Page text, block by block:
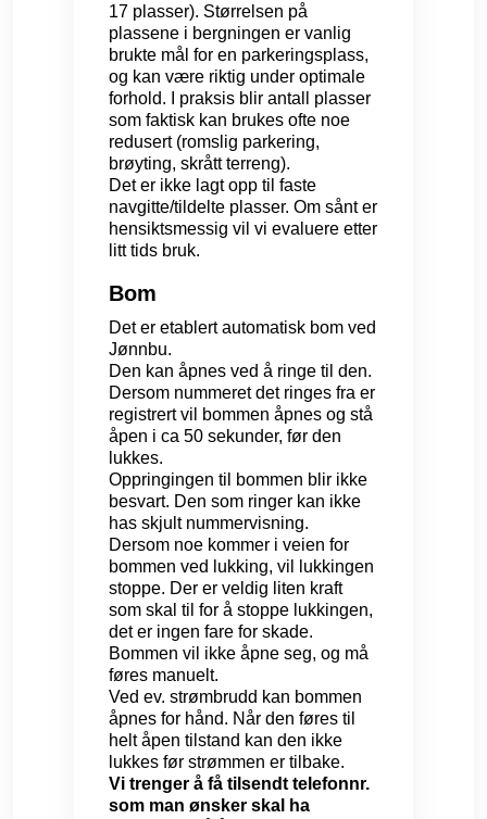
17 plasser). Størrelsen på
plassene i bergningen er vanlig
brukte mål for en parkeringsplass,
og kan være riktig under optimale
forhold. I praksis blir antall plasser
som faktisk kan brukes ofte noe
redusert (romslig parkering,
brøyting, skrått terreng).
Det er ikke lagt opp til faste
navgitte/tildelte plasser. Om sånt er
hensiktsmessig vil vi evaluere etter
litt tids bruk.
Bom
Det er etablert automatisk bom ved
Jønnbu.
Den kan åpnes ved å ringe til den.
Dersom nummeret det ringes fra er
registrert vil bommen åpnes og stå
åpen i ca 50 sekunder, før den
lukkes.
Oppringingen til bommen blir ikke
besvart. Den som ringer kan ikke
has skjult nummervisning.
Dersom noe kommer i veien for
bommen ved lukking, vil lukkingen
stoppe. Der er veldig liten kraft
som skal til for å stoppe lukkingen,
det er ingen fare for skade.
Bommen vil ikke åpne seg, og må
føres manuelt.
Ved ev. strømbrudd kan bommen
åpnes for hånd. Når den føres til
helt åpen tilstand kan den ikke
lukkes før strømmen er tilbake.
Vi trenger å få tilsendt telefonnr.
som man ønsker skal ha